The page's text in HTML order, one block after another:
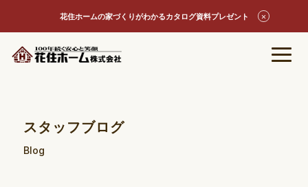
花住ホームの家づくりがわかるカタログ資料プレゼント
スタッフブログ
Blog